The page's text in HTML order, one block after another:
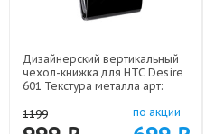
Дизайнерский вертикальный
чехол-книжка для HTC Desire
601 Текстура металла арт:
1199
по акции